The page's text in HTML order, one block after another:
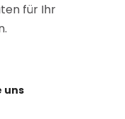
für Ihr
uns